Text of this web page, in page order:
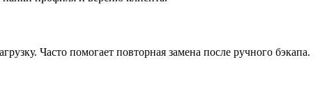
Часто помогает повторная замена после ручного бэкапа.